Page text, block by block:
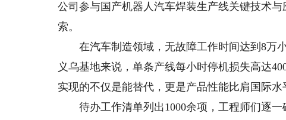
公司参与国产机器人汽车焊装生产线关键技术
索。
在汽车制造领域，无故障工作时间达到8万小
义乌基地来说，单条产线每小时停机损失高达
实现的不仅是能替代，更是产品性能比肩国际水
待办工作清单列出1000余项，工程师们逐一